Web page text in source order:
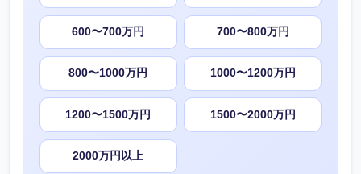
600〜700万円 700〜800万円
800〜1000万円 1000〜1200万円
1200〜1500万円 1500〜2000万円
2000万円以上